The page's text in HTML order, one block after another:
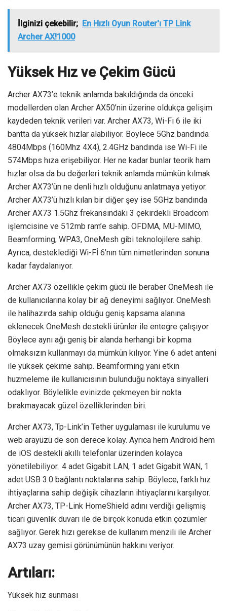
İlginizi çekebilir; En Hızlı Oyun Router'ı TP Link
Archer AX!1000
Yüksek Hız ve Çekim Gücü
Archer AX73’e teknik anlamda bakıldığında da önceki
modellerden olan Archer AX50’nin üzerine oldukça gelişim
kaydeden teknik verileri var. Archer AX73, Wi-Fi 6 ile iki
bantta da yüksek hızlar alabiliyor. Böylece 5Ghz bandında
4804Mbps (160Mhz 4X4), 2.4GHz bandında ise Wi-Fi ile
574Mbps hıza erişebiliyor. Her ne kadar bunlar teorik ham
hızlar olsa da bu değerleri teknik anlamda mümkün kılmak
Archer AX73’ün ne denli hızlı olduğunu anlatmaya yetiyor.
Archer AX73’ü hızlı kılan bir diğer şey ise 5GHz bandında
Archer AX73 1.5Ghz frekansındaki 3 çekirdekli Broadcom
işlemcisine ve 512mb ram’e sahip. OFDMA, MU-MIMO,
Beamforming, WPA3, OneMesh gibi teknolojilere sahip.
Ayrıca, desteklediği Wi-Fİ 6’nın tüm nimetlerinden sonuna
kadar faydalanıyor.
Archer AX73 özellikle çekim gücü ile beraber OneMesh ile
de kullanıcılarına kolay bir ağ deneyimi sağlıyor. OneMesh
ile halihazırda sahip olduğu geniş kapsama alanına
eklenecek OneMesh destekli ürünler ile entegre çalışıyor.
Böylece aynı ağı geniş bir alanda herhangi bir kopma
olmaksızın kullanmayı da mümkün kılıyor. Yine 6 adet anteni
ile yüksek çekime sahip. Beamforming yani etkin
huzmeleme ile kullanıcısının bulunduğu noktaya sinyalleri
odaklıyor. Böylelikle evinizde çekmeyen bir nokta
bırakmayacak güzel özelliklerinden biri.
Archer AX73, Tp-Link’in Tether uygulaması ile kurulumu ve
web arayüzü de son derece kolay. Ayrıca hem Android hem
de iOS destekli akıllı telefonlar üzerinden kolayca
yönetilebiliyor. 4 adet Gigabit LAN, 1 adet Gigabit WAN, 1
adet USB 3.0 bağlantı noktalarına sahip. Böylece, farklı hız
ihtiyaçlarına sahip değişik cihazların ihtiyaçlarını karşılıyor.
Archer AX73, TP-Link HomeShield adını verdiği gelişmiş
ticari güvenlik duvarı ile de birçok konuda etkin çözümler
sağlıyor. Gerek hızı gerekse de kullanım menzili ile Archer
AX73 uzay gemisi görünümünün hakkını veriyor.
Artıları:
Yüksek hız sunması